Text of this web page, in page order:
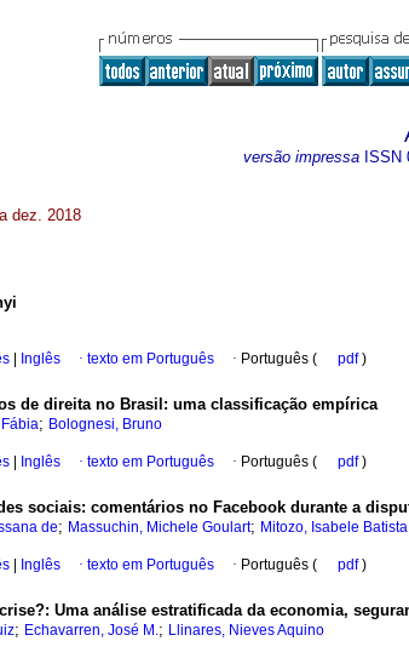
versão impressa ISSN
dez. 2018
Inglês · texto em Português · Português ( pdf)
de direita no Brasil : uma classificação empírica
; Bolognesi, Bruno
Inglês · texto em Português · Português ( pdf)
sociais: comentários no Facebook durante a
de; Massuchin, Michele Goulart; Mitozo, Isabele Batista
Inglês · texto em Português · Português ( pdf)
: Uma análise estratificada da economia,
; Echavarren, José M.; Llinares, Nieves Aquino